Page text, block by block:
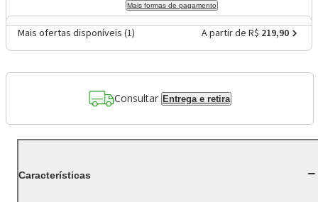
Mais formas de pagamento
Mais ofertas disponíveis (1) A partir de R$ 219,90
Consultar Entrega e retira
Características